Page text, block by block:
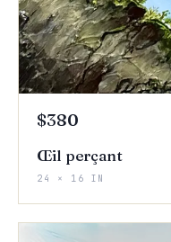
$380
Œil perçant
24 × 16 IN